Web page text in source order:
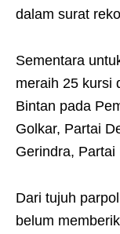
dalam surat
Sementara
meraih 25 kursi
Bintan pada
Golkar, Partai
Gerindra, Partai
Dari tujuh
belum